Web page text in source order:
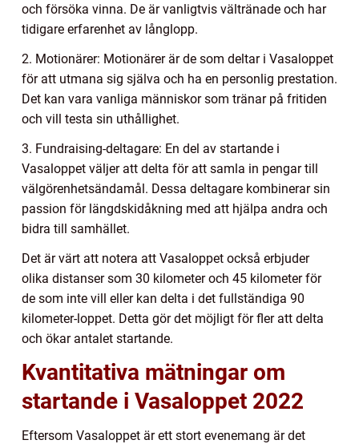
och försöka vinna. De är vanligtvis vältränade och har
tidigare erfarenhet av långlopp.
2. Motionärer: Motionärer är de som deltar i Vasaloppet
för att utmana sig själva och ha en personlig prestation.
Det kan vara vanliga människor som tränar på fritiden
och vill testa sin uthållighet.
3. Fundraising-deltagare: En del av startande i
Vasaloppet väljer att delta för att samla in pengar till
välgörenhetsändamål. Dessa deltagare kombinerar sin
passion för längdskidåkning med att hjälpa andra och
bidra till samhället.
Det är värt att notera att Vasaloppet också erbjuder
olika distanser som 30 kilometer och 45 kilometer för
de som inte vill eller kan delta i det fullständiga 90
kilometer-loppet. Detta gör det möjligt för fler att delta
och ökar antalet startande.
Kvantitativa mätningar om
startande i Vasaloppet 2022
Eftersom Vasaloppet är ett stort evenemang är det